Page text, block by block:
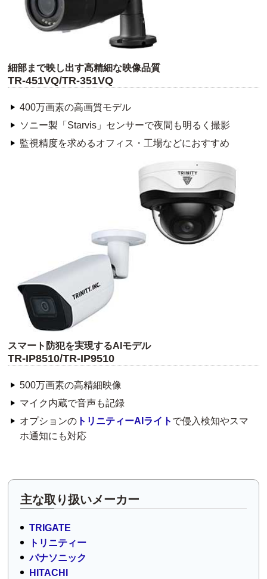
細部まで映し出す高精細な映像品質
TR-451VQ/TR-351VQ
400万画素の高画質モデル
ソニー製「Starvis」センサーで夜間も明るく撮影
監視精度を求めるオフィス・工場などにおすすめ
スマート防犯を実現するAIモデル
TR-IP8510/TR-IP9510
500万画素の高精細映像
マイク内蔵で音声も記録
オプションの トリニティーAIライト で侵入検知やスマ
ホ通知にも対応
主な取り扱いメーカー
TRIGATE
トリニティー
パナソニック
HITACHI